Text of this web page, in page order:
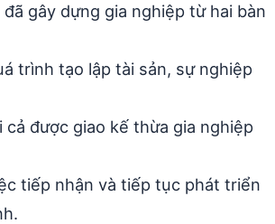
đã gây dựng gia nghiệp từ hai bàn
trình tạo lập tài sản, sự nghiệp
cả được giao kế thừa gia nghiệp
tiếp nhận và tiếp tục phát triển